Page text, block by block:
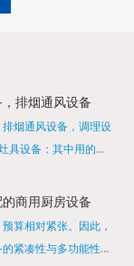
排烟通风设备
烟通风设备，调理设
具设备：其中用的较
设备才能进行使用，
商用厨房设备
算相对紧张。因此，
紧凑性与多功能性。